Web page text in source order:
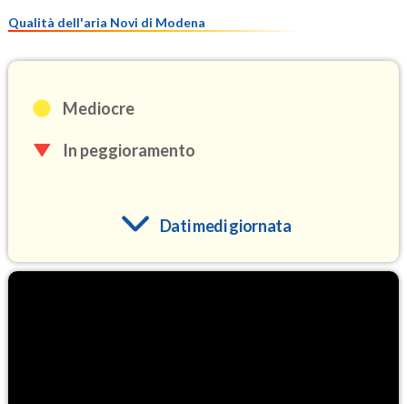
Qualità dell'aria Novi di Modena
Mediocre
In peggioramento
Dati medi giornata